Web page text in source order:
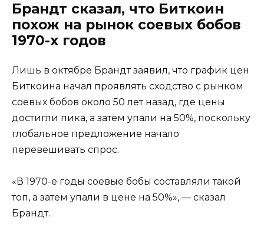
Брандт сказал, что Биткоин
похож на рынок соевых бобов
1970-х годов
Лишь в октябре Брандт заявил, что график цен
Биткоина начал проявлять сходство с рынком
соевых бобов около 50 лет назад, где цены
достигли пика, а затем упали на 50%, поскольку
глобальное предложение начало
перевешивать спрос.
«В 1970-е годы соевые бобы составляли такой
топ, а затем упали в цене на 50%», — сказал
Брандт.